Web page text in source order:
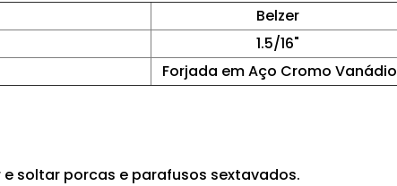
Belzer
1.5/16"
Forjada em Aço Cromo Vanádio
soltar porcas e parafusos sextavados.